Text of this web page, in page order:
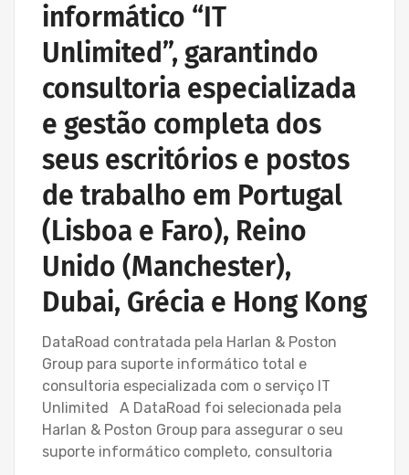
informático “IT
Unlimited”, garantindo
consultoria especializada
e gestão completa dos
seus escritórios e postos
de trabalho em Portugal
(Lisboa e Faro), Reino
Unido (Manchester),
Dubai, Grécia e Hong Kong
DataRoad contratada pela Harlan & Poston
Group para suporte informático total e
consultoria especializada com o serviço IT
Unlimited A DataRoad foi selecionada pela
Harlan & Poston Group para assegurar o seu
suporte informático completo, consultoria